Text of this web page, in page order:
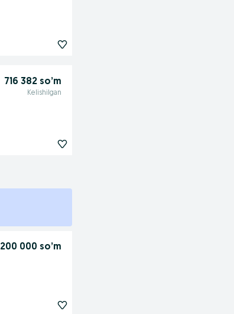
716 382 so’m
Kelishilgan
200 000 so’m